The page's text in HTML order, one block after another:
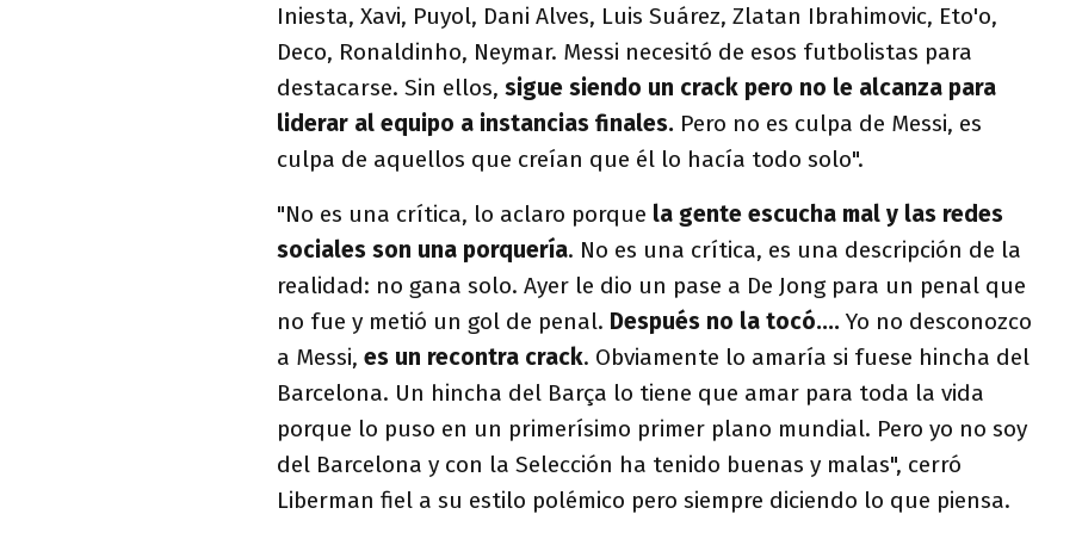
Iniesta, Xavi, Puyol, Dani Alves, Luis Suárez, Zlatan Ibrahimovic, Eto'o,
Deco, Ronaldinho, Neymar. Messi necesitó de esos futbolistas para
destacarse. Sin ellos, sigue siendo un crack pero no le alcanza para
liderar al equipo a instancias finales. Pero no es culpa de Messi, es
culpa de aquellos que creían que él lo hacía todo solo".
"No es una crítica, lo aclaro porque la gente escucha mal y las redes
sociales son una porquería. No es una crítica, es una descripción de la
realidad: no gana solo. Ayer le dio un pase a De Jong para un penal que
no fue y metió un gol de penal. Después no la tocó.... Yo no desconozco
a Messi, es un recontra crack. Obviamente lo amaría si fuese hincha del
Barcelona. Un hincha del Barça lo tiene que amar para toda la vida
porque lo puso en un primerísimo primer plano mundial. Pero yo no soy
del Barcelona y con la Selección ha tenido buenas y malas", cerró
Liberman fiel a su estilo polémico pero siempre diciendo lo que piensa.